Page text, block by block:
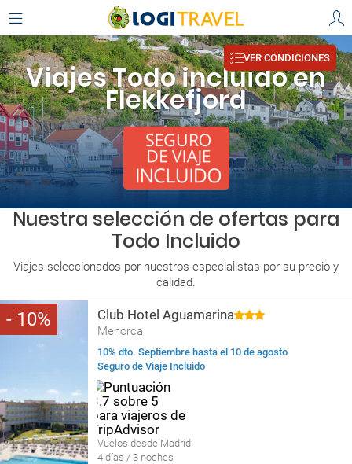
Viajes Todo incluido en
Flekkefjord
VER CONDICIONES
Nuestra selección de ofertas para
Todo Incluido
Viajes seleccionados por nuestros especialistas por su precio y
calidad.
10 Club Hotel Aguamarina
Menorca
10% dto. Septiembre hasta el 10 de agosto
Seguro de Viaje Incluido
Vuelos desde Madrid
4 días / 3 noches